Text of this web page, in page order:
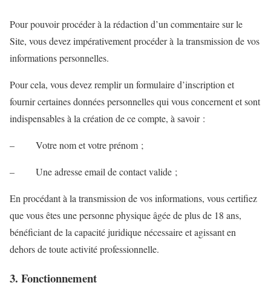
Pour pouvoir procéder à la rédaction d’un commentaire sur le
Site, vous devez impérativement procéder à la transmission de vos
informations personnelles.
Pour cela, vous devez remplir un formulaire d’inscription et
fournir certaines données personnelles qui vous concernent et sont
indispensables à la création de ce compte, à savoir :
– Votre nom et votre prénom ;
– Une adresse email de contact valide ;
En procédant à la transmission de vos informations, vous certifiez
que vous êtes une personne physique âgée de plus de 18 ans,
bénéficiant de la capacité juridique nécessaire et agissant en
dehors de toute activité professionnelle.
3. Fonctionnement